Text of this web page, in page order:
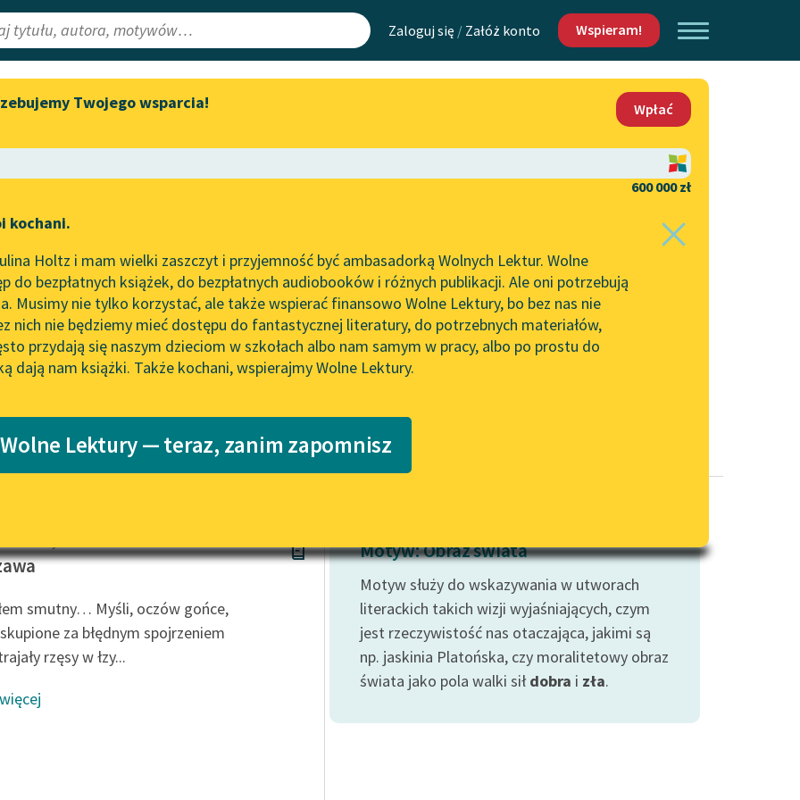
Zaloguj się / Załóż konto Wspieram!
Lektury
redakcyjne
Aktualności
„Prokurator Alicja Horn” do
literatury skandynawskiej
Spotkanie z Katarzyną Tunkiel
w Oslo
102. lata temu zmarł Joseph
Conrad
Lektury szkolne i klasyka
literatury do słuchania dla
E-kolekcja lektur szkolnych i
literatury do słuchania dla
niepełnosprawnościami
Feministyczne inspiracje.
Popularyzacja skandynawskiej
literatury feministycznej
Mapa Wolnych Lektur
Leśmianator
API
OAI-PMH
Widget Wolnych Lektur
Katalog
Katalog w formacie PDF
Kontakt
O projekcie
Zasady wykorzystania
Wolnych Lektur
Logotypy
Materiały promocyjne
wrażliwych
Deklaracja dostępności
Twojego wsparcia!
Wpłać
600 000 zł
kochani.
Holtz i mam wielki zaszczyt i przyjemność być ambasadorką Wolnych Lektur. Wolne
do bezpłatnych książek, do bezpłatnych audiobooków i różnych publikacji. Ale oni potrzebują
Musimy nie tylko korzystać, ale także wspierać finansowo Wolne Lektury, bo bez nas nie
nich nie będziemy mieć dostępu do fantastycznej literatury, do potrzebnych materiałów,
przydają się naszym dzieciom w szkołach albo nam samym w pracy, albo po prostu do
dają nam książki. Także kochani, wspierajmy Wolne Lektury.
Lektury — teraz, zanim zapomnisz
Włodzimierz Perzyński✖
smutny… Myśli, oczów gońce,
za błędnym spojrzeniem
rzęsy w łzy...
Motyw: Obraz świata
Motyw służy do wskazywania w utworach
literackich takich wizji wyjaśniających, czym
jest rzeczywistość nas otaczająca, jakimi są
np. jaskinia Platońska, czy moralitetowy obraz
świata jako pola walki siłdobra i zła.